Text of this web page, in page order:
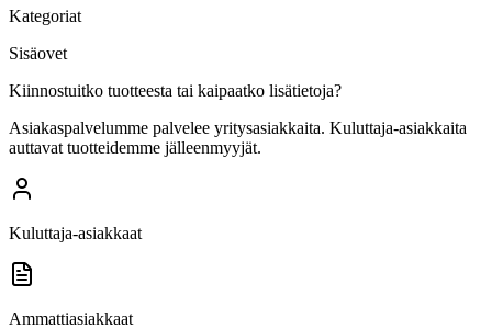
Kategoriat
Sisäovet
Kiinnostuitko tuotteesta tai kaipaatko lisätietoja?
Asiakaspalvelumme palvelee yritysasiakkaita. Kuluttaja-asiakkaita
auttavat tuotteidemme jälleenmyyjät.
Kuluttaja-asiakkaat
Ammattiasiakkaat